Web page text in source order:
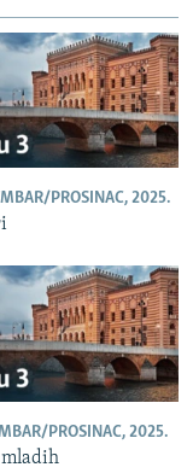
PROSINAC, 2025.
PROSINAC, 2025.
mladih